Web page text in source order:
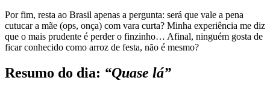
Por fim, resta ao Brasil apenas a pergunta: será que vale a pena
cutucar a mãe (ops, onça) com vara curta? Minha experiência me diz
que o mais prudente é perder o finzinho… Afinal, ninguém gosta de
ficar conhecido como arroz de festa, não é mesmo?
Resumo do dia: “Quase lá”